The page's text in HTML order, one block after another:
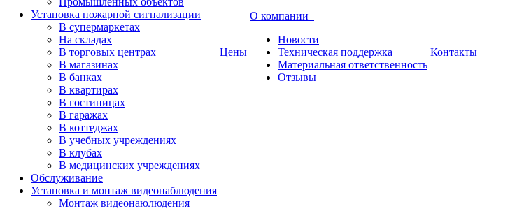
Установка пожарной сигнализации
В супермаркетах
На складах
В торговых центрах
В магазинах
В банках
В квартирах
В гостиницах
В гаражах
В коттеджах
В учебных учреждениях
В клубах
В медицинских учреждениях
Обслуживание
Установка и монтаж видеонаблюдения
Монтаж видеонаюлюдения
Цены
О компании
Новости
Техническая поддержка
Материальная ответственность
Отзывы
Контакты